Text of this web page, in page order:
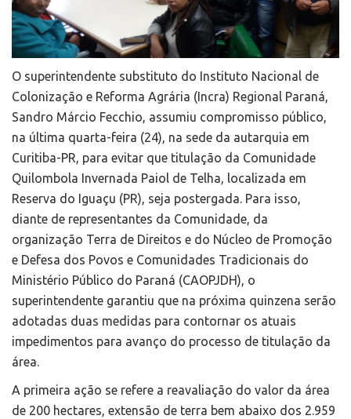
O superintendente substituto do Instituto Nacional de
Colonização e Reforma Agrária (Incra) Regional Paraná,
Sandro Márcio Fecchio, assumiu compromisso público,
na última quarta-feira (24), na sede da autarquia em
Curitiba-PR, para evitar que titulação da Comunidade
Quilombola Invernada Paiol de Telha, localizada em
Reserva do Iguaçu (PR), seja postergada. Para isso,
diante de representantes da Comunidade, da
organização Terra de Direitos e do Núcleo de Promoção
e Defesa dos Povos e Comunidades Tradicionais do
Ministério Público do Paraná (CAOPJDH), o
superintendente garantiu que na próxima quinzena serão
adotadas duas medidas para contornar os atuais
impedimentos para avanço do processo de titulação da
área.
A primeira ação se refere a reavaliação do valor da área
de 200 hectares, extensão de terra bem abaixo dos 2.959